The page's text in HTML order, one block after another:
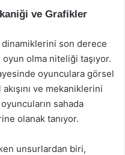
ve Grafikler
son derece
olma niteliği taşıyor.
oyunculara görsel
ve mekaniklerini
sahada
olanak tanıyor.
unsurlardan biri,